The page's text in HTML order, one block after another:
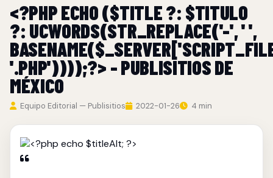
<?PHP ECHO ($TITLE ?: $TITULO
?: UCWORDS(STR_REPLACE('-', ' ',
'.PHP'))));?> - PUBLISITIOS DE
MÉXICO
Equipo Editorial — Publisitios 2022-01-26 4 min